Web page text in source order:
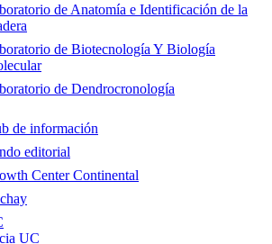
de Anatomía e Identificación de la
de Biotecnología Y Biología
de Dendrocronología
de información
editorial
Center Continental
UC